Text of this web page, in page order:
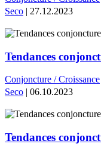
Seco | 27.12.2023
Tendances
Conjoncture / Croissance
Seco | 06.10.2023
Tendances